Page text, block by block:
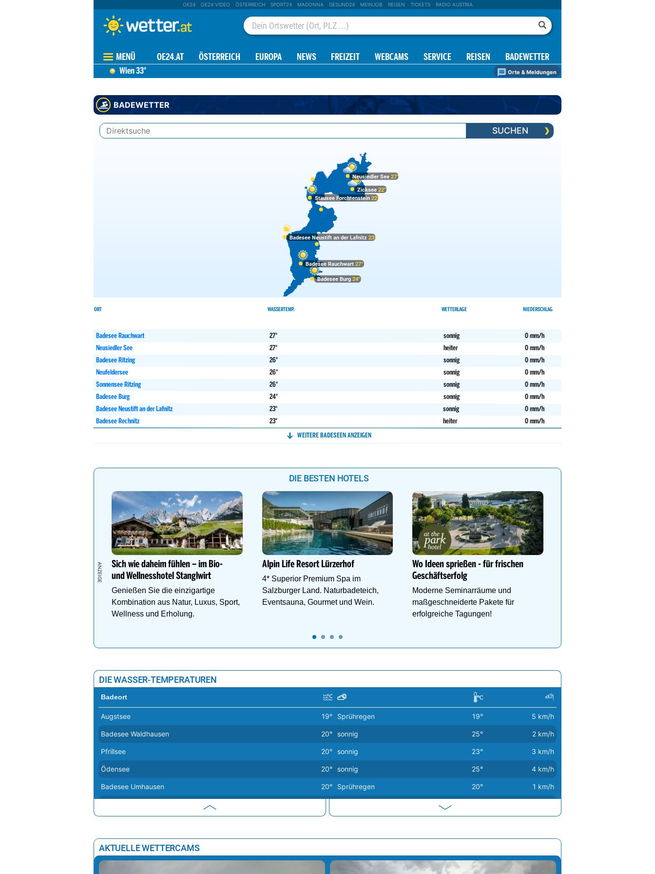
OE24 OE24 VIDEO ÖSTERREICH SPORT24 MADONNA GESUND24 MEINJOB REISEN TICKETS RADIO AUSTRIA
MENÜ OE24.AT ÖSTERREICH EUROPA NEWS FREIZEIT WEBCAMS SERVICE REISEN BADEWETTER
Wien33° Orte & Meldungen
BADEWETTER
SUCHEN
Badesee Neustift an der Lafnitz 23°
Neusiedler See 27°
Stausee Forchtenstein22°
Zicksee 22°
Badesee Burg24°
Badesee Rauchwart27°
ORT WASSERTEMP. WETTERLAGE NIEDERSCHLAG
Badesee Rauchwart 27° sonnig 0 mm/h
Neusiedler See 27° heiter 0 mm/h
Badesee Ritzing 26° sonnig 0 mm/h
Neufeldersee 26° sonnig 0 mm/h
Sonnensee Ritzing 26° sonnig 0 mm/h
Badesee Burg 24° sonnig 0 mm/h
Badesee Neustift an der Lafnitz 23° sonnig 0 mm/h
Badesee Rechnitz 23° heiter 0 mm/h
Zicksee
WEITERE BADESEEN ANZEIGEN
DIE BESTEN HOTELS
Sich wie daheim fühlen – im Bio-
und Wellnesshotel Stanglwirt
Genießen Sie die einzigartige
Kombination aus Natur, Luxus, Sport,
Wellness und Erholung.
Alpin Life Resort Lürzerhof
4* Superior Premium Spa im
Salzburger Land. Naturbadeteich,
Eventsauna, Gourmet und Wein.
Wo Ideen sprießen - für frischen
Geschäftserfolg
Moderne Seminarräume und
maßgeschneiderte Pakete für
erfolgreiche Tagungen!
DIE WASSER-TEMPERATUREN
Badeort
Augstsee 19° Sprühregen 19° 5 km/h
Badesee Waldhausen 20° sonnig 25° 2 km/h
Pfrillsee 20° sonnig 23° 3 km/h
Ödensee 20° sonnig 25° 4 km/h
Badesee Umhausen 20° Sprühregen 20° 1 km/h
Badesee Klaffer 21° Sprühregen 23° 3 km/h
Erlebnisbadesee Eben 21° sonnig 25° 5 km/h
AKTUELLE WETTERCAMS